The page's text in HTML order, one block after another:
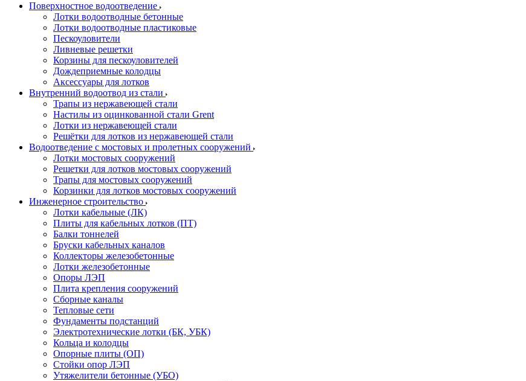
Поверхностное водоотведение
Лотки водоотводные бетонные
Лотки водоотводные пластиковые
Пескоуловители
Ливневые решетки
Корзины для пескоуловителей
Дождеприемные колодцы
Аксессуары для лотков
Внутренний водоотвод из стали
Трапы из нержавеющей стали
Настилы из оцинкованной стали Grent
Лотки из нержавеющей стали
Решётки для лотков из нержавеющей стали
Водоотведение с мостовых и пролетных сооружений
Лотки мостовых сооружений
Решетки для лотков мостовых сооружений
Трапы для мостовых сооружений
Корзинки для лотков мостовых сооружений
Инженерное строительство
Лотки кабельные (ЛК)
Плиты для кабельных лотков (ПТ)
Балки тоннелей
Бруски кабельных каналов
Коллекторы железобетонные
Лотки железобетонные
Опоры ЛЭП
Плита крепления сооружений
Сборные каналы
Тепловые сети
Фундаменты подстанций
Электротехнические лотки (БК, УБК)
Кольца и колодцы
Опорные плиты (ОП)
Стойки опор ЛЭП
Утяжелители бетонные (УБО)